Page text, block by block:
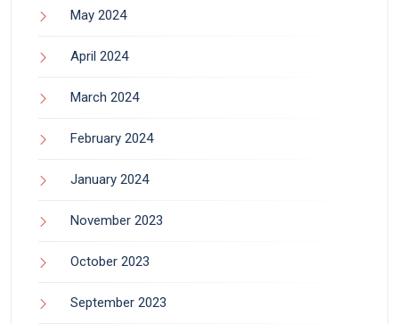
May 2024
April 2024
March 2024
February 2024
January 2024
November 2023
October 2023
September 2023